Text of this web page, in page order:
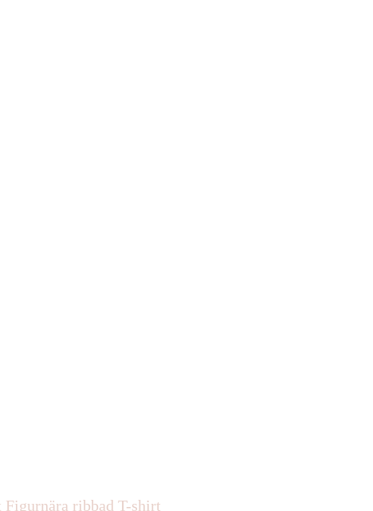
Figurnära ribbad T-shirt